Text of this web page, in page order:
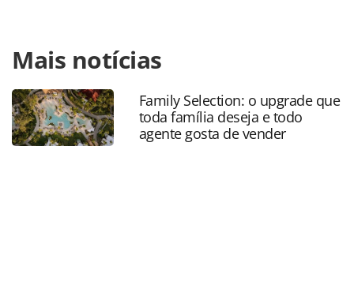
https://www.panrotas.com.br/aviacao/parcerias/2022/07/
transportam-gratuitamente-26-mil-itens-para-
transplantes_190967.html ou as ferramentas oferecidas na
página. Todo o conteúdo produzido pela PANROTAS
Editora é protegido pela legislação brasileira sobre direito
autoral. Não reproduza o conteúdo sem autorização da
Mais notícias
Family Selection: o upgrade que
toda família deseja e todo
agente gosta de vender